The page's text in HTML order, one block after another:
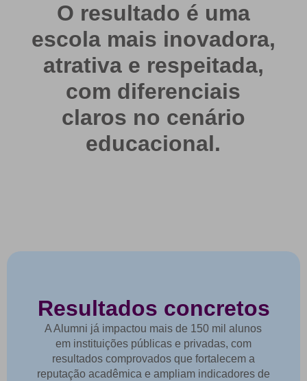
O resultado é uma
escola mais inovadora,
atrativa e respeitada,
com diferenciais
claros no cenário
educacional.
Resultados concretos
A Alumni já impactou mais de 150 mil alunos
em instituições públicas e privadas, com
resultados comprovados que fortalecem a
reputação acadêmica e ampliam indicadores de